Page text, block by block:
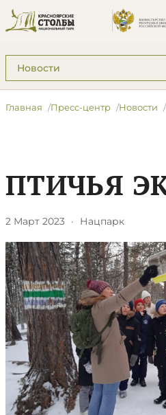
Подразделы: Пресс-центр
Главная Пресс-центр Новости
​ПТИЧЬЯ
2 Март 2023 · Нацпарк